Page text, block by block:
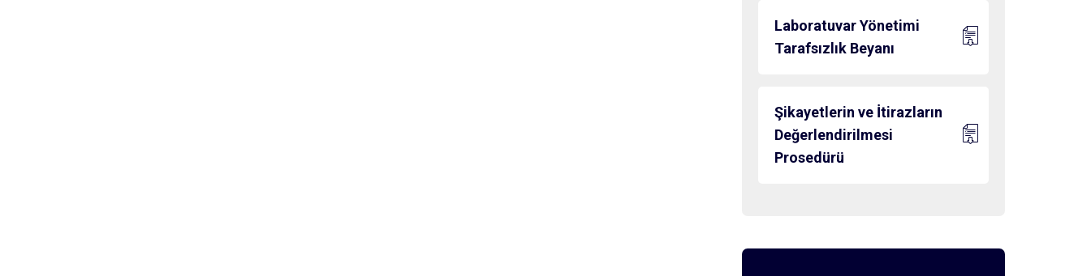
Laboratuvar Yönetimi
Tarafsızlık Beyanı
Şikayetlerin ve İtirazların
Değerlendirilmesi
Prosedürü